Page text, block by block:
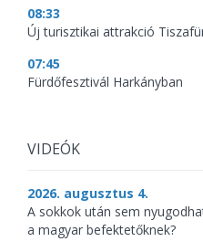
08:33
Új turisztikai attrakció
07:45
Fürdőfesztivál Harkányban
VIDEÓK
2026. augusztus 4.
A sokkok után sem
a magyar befektetőknek?